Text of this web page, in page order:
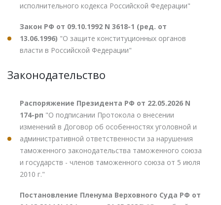
исполнительного кодекса Российской Федерации"
Закон РФ от 09.10.1992 N 3618-1 (ред. от
13.06.1996) "О защите конституционных органов
власти в Российской Федерации"
Законодательство
Распоряжение Президента РФ от 22.05.2026 N
174-рп "О подписании Протокола о внесении
изменений в Договор об особенностях уголовной и
административной ответственности за нарушения
таможенного законодательства таможенного союза
и государств - членов таможенного союза от 5 июля
2010 г."
Постановление Пленума Верховного Суда РФ от